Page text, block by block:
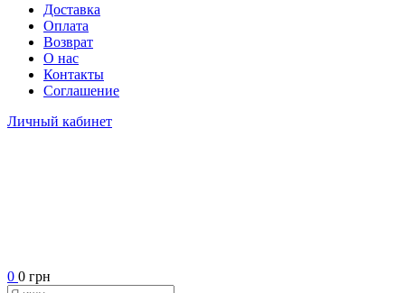
Доставка
Оплата
Возврат
О нас
Контакты
Соглашение
Личный кабинет
0 0 грн